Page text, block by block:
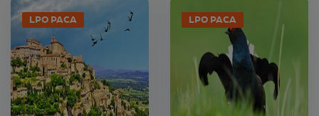
LPO PACA LPO PACA